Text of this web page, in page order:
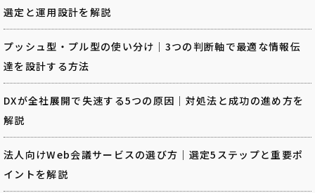
選定と運用設計を解説
プッシュ型・プル型の使い分け｜3つの判断軸で最適な情報伝
達を設計する方法
DXが全社展開で失速する5つの原因｜対処法と成功の進め方を
解説
法人向けWeb会議サービスの選び方｜選定5ステップと重要ポ
イントを解説